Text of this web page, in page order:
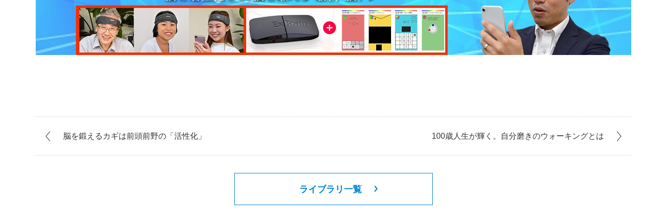
脳を鍛えるカギは前頭前野の「活性化」 100歳人生が輝く。自分磨きのウォーキングとは
ライブラリ一覧